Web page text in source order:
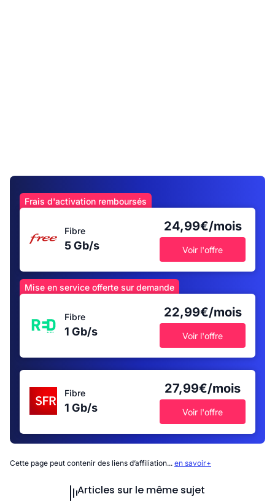
Frais d'activation remboursés
Fibre
5 Gb/s
24,99€/mois
Voir l'offre
Mise en service offerte sur demande
Fibre
1 Gb/s
22,99€/mois
Voir l'offre
Fibre
1 Gb/s
27,99€/mois
Voir l'offre
Cette page peut contenir des liens d’affiliation... en savoir+
Articles sur le même sujet